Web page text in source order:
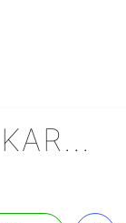
THE SUMMER HIKARU DIED